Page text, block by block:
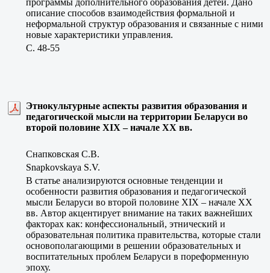
описание способов взаимодействия формальной и
неформальной структур образования и связанные с ними
новые характеристики управления.
C. 48-55
Этнокультурные аспекты развития образования и
педагогической мысли на территории Беларуси во
второй половине ХIХ – начале ХХ вв.
Снапковская С.В.
Snapkovskaya S.V.
В статье анализируются основные тенденции и
особенности развития образования и педагогической
мысли Беларуси во второй половине ХIХ – начале ХХ
вв. Автор акцентирует внимание на таких важнейших
факторах как: конфессиональный, этничеcкий и
образовательная политика правительства, которые стали
основополагающими в решении образовательных и
воспитательных проблем Беларуси в пореформенную
эпоху.